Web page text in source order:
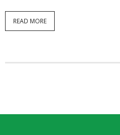
Kontakt
READ MORE